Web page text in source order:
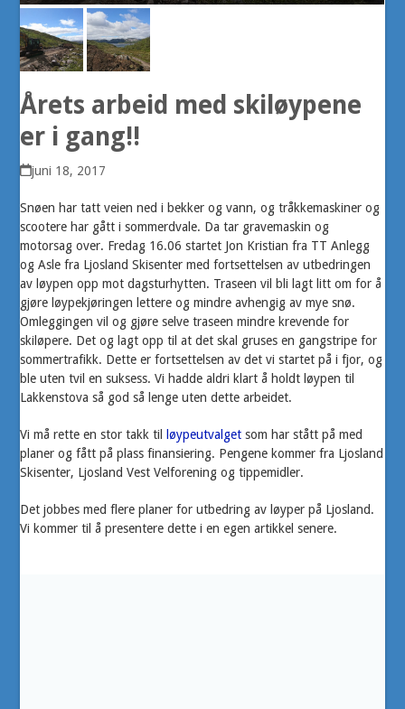
Årets arbeid med skiløypene
er i gang!!
juni 18, 2017
Snøen har tatt veien ned i bekker og vann, og tråkkemaskiner og
scootere har gått i sommerdvale. Da tar gravemaskin og
motorsag over. Fredag 16.06 startet Jon Kristian fra TT Anlegg
og Asle fra Ljosland Skisenter med fortsettelsen av utbedringen
av løypen opp mot dagsturhytten. Traseen vil bli lagt litt om for å
gjøre løypekjøringen lettere og mindre avhengig av mye snø.
Omleggingen vil og gjøre selve traseen mindre krevende for
skiløpere. Det og lagt opp til at det skal gruses en gangstripe for
sommertrafikk. Dette er fortsettelsen av det vi startet på i fjor, og
ble uten tvil en suksess. Vi hadde aldri klart å holdt løypen til
Lakkenstova så god så lenge uten dette arbeidet.
Vi må rette en stor takk til løypeutvalget som har stått på med
planer og fått på plass finansiering. Pengene kommer fra Ljosland
Skisenter, Ljosland Vest Velforening og tippemidler.
Det jobbes med flere planer for utbedring av løyper på Ljosland.
Vi kommer til å presentere dette i en egen artikkel senere.